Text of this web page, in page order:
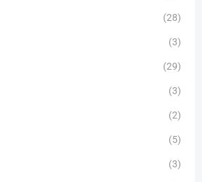
(28)
(3)
(29)
(3)
(2)
(5)
(3)